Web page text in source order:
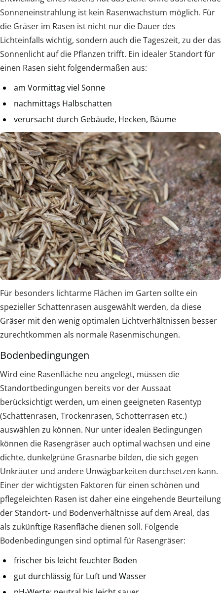
Sonneneinstrahlung ist kein Rasenwachstum möglich. Für
die Gräser im Rasen ist nicht nur die Dauer des
Lichteinfalls wichtig, sondern auch die Tageszeit, zu der das
Sonnenlicht auf die Pflanzen trifft. Ein idealer Standort für
einen Rasen sieht folgendermaßen aus:
am Vormittag viel Sonne
nachmittags Halbschatten
verursacht durch Gebäude, Hecken, Bäume
Für besonders lichtarme Flächen im Garten sollte ein
spezieller Schattenrasen ausgewählt werden, da diese
Gräser mit den wenig optimalen Lichtverhältnissen besser
zurechtkommen als normale Rasenmischungen.
Bodenbedingungen
Wird eine Rasenfläche neu angelegt, müssen die
Standortbedingungen bereits vor der Aussaat
berücksichtigt werden, um einen geeigneten Rasentyp
(Schattenrasen, Trockenrasen, Schotterrasen etc.)
auswählen zu können. Nur unter idealen Bedingungen
können die Rasengräser auch optimal wachsen und eine
dichte, dunkelgrüne Grasnarbe bilden, die sich gegen
Unkräuter und andere Unwägbarkeiten durchsetzen kann.
Einer der wichtigsten Faktoren für einen schönen und
pflegeleichten Rasen ist daher eine eingehende Beurteilung
der Standort- und Bodenverhältnisse auf dem Areal, das
als zukünftige Rasenfläche dienen soll. Folgende
Bodenbedingungen sind optimal für Rasengräser:
frischer bis leicht feuchter Boden
gut durchlässig für Luft und Wasser